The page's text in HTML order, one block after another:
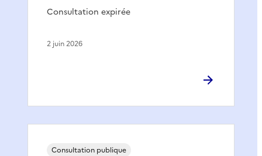
Consultation expirée
2 juin 2026
Consultation publique